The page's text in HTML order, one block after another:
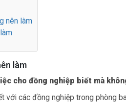
nên làm
làm
cho đồng nghiệp biết mà
với các đồng nghiệp trong phòng